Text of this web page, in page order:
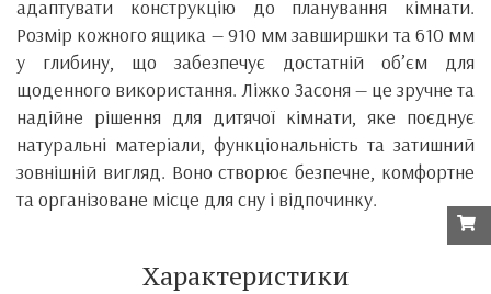
адаптувати конструкцію до планування кімнати.
Розмір кожного ящика — 910 мм завширшки та 610 мм
у глибину, що забезпечує достатній об’єм для
щоденного використання. Ліжко Засоня — це зручне та
надійне рішення для дитячої кімнати, яке поєднує
натуральні матеріали, функціональність та затишний
зовнішній вигляд. Воно створює безпечне, комфортне
та організоване місце для сну і відпочинку.
Характеристики